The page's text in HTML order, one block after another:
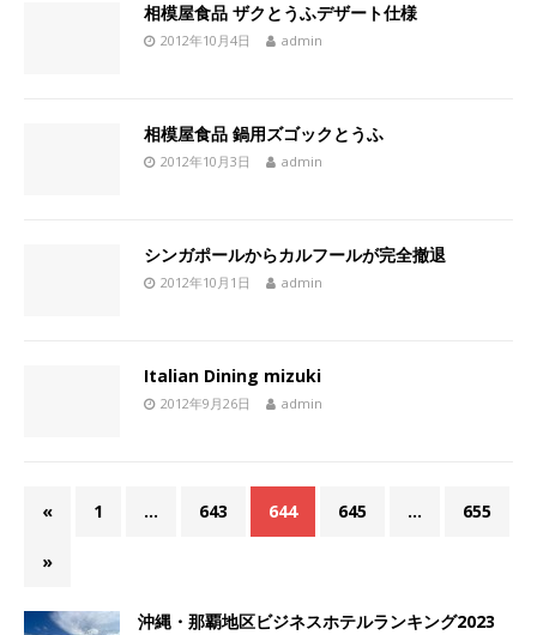
相模屋食品 ザクとうふデザート仕様
2012年10月4日 admin
相模屋食品 鍋用ズゴックとうふ
2012年10月3日 admin
シンガポールからカルフールが完全撤退
2012年10月1日 admin
Italian Dining mizuki
2012年9月26日 admin
« 1 … 643 644 645 … 655
»
沖縄・那覇地区ビジネスホテルランキング2023